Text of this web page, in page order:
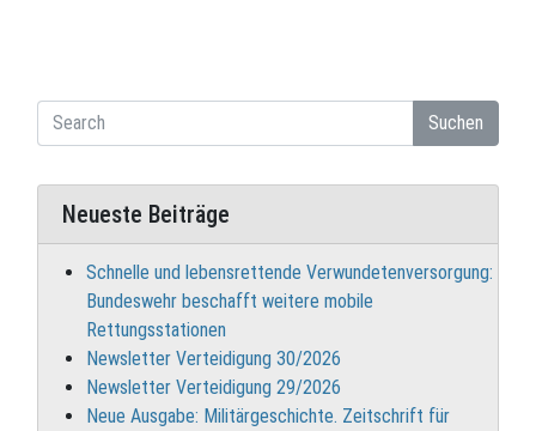
Suchen
Neueste Beiträge
Schnelle und lebensrettende Verwundetenversorgung:
Bundeswehr beschafft weitere mobile
Rettungsstationen
Newsletter Verteidigung 30/2026
Newsletter Verteidigung 29/2026
Neue Ausgabe: Militärgeschichte. Zeitschrift für